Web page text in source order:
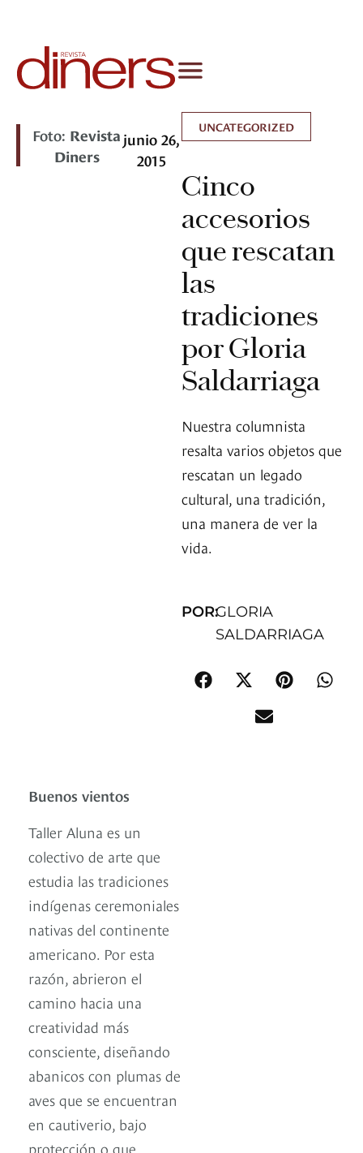
Foto: Revista
Diners
junio 26,
2015
UNCATEGORIZED
Cinco
accesorios
que rescatan
las
tradiciones
por Gloria
Saldarriaga
Nuestra columnista
resalta varios objetos que
rescatan un legado
cultural, una tradición,
una manera de ver la
vida.
POR:GLORIA
SALDARRIAGA
Buenos vientos
Taller Aluna es un
colectivo de arte que
estudia las tradiciones
indígenas ceremoniales
nativas del continente
americano. Por esta
razón, abrieron el
camino hacia una
creatividad más
consciente, diseñando
abanicos con plumas de
aves que se encuentran
en cautiverio, bajo
protección o que